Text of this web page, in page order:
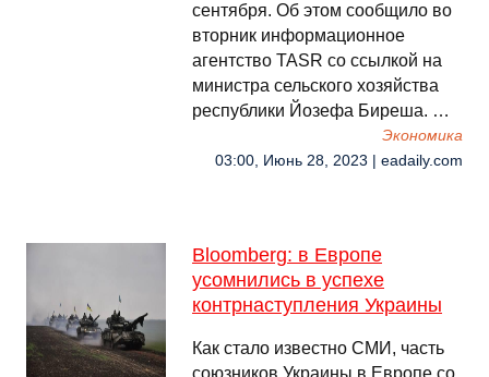
сентября. Об этом сообщило во
вторник информационное
агентство TASR со ссылкой на
министра сельского хозяйства
республики Йозефа Биреша. …
Экономика
03:00, Июнь 28, 2023 | eadaily.com
Bloomberg: в Европе
усомнились в успехе
контрнаступления Украины
Как стало известно СМИ, часть
союзников Украины в Европе со